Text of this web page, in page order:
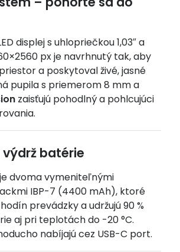
displej s uhlopriečkou 1,03″ a
px je navrhnutý tak, aby
a poskytoval živé, jasné
pupila s priemerom 8 mm a
zaisťujú pohodlný a pohlcujúci
batérie
dvoma vymeniteľnými
IBP-7 (4400 mAh), ktoré
hodín prevádzky a udržujú 90 %
aj pri teplotách do -20 °C.
nabíjajú cez USB-C port.